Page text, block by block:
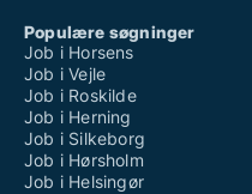
Populære søgninger
Job i Horsens
Job i Vejle
Job i Roskilde
Job i Herning
Job i Silkeborg
Job i Hørsholm
Job i Helsingør